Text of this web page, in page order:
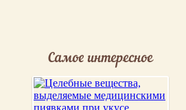
Самое интересное